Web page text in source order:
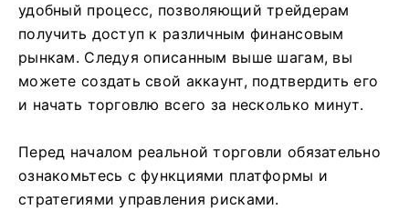
удобный процесс, позволяющий трейдерам
получить доступ к различным финансовым
рынкам. Следуя описанным выше шагам, вы
можете создать свой аккаунт, подтвердить его
и начать торговлю всего за несколько минут.
Перед началом реальной торговли обязательно
ознакомьтесь с функциями платформы и
стратегиями управления рисками.